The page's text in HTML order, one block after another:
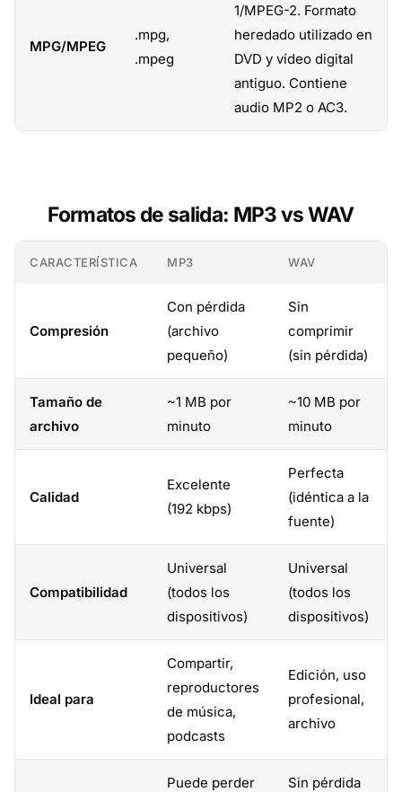
MPG/MPEG
.mpg,
.mpeg
1/MPEG-2. Formato
heredado utilizado en
DVD y vídeo digital
antiguo. Contiene
audio MP2 o AC3.
Formatos de salida: MP3 vs WAV
CARACTERÍSTICA MP3 WAV
Compresión
Con pérdida
(archivo
pequeño)
Sin
comprimir
(sin pérdida)
Tamaño de
archivo
~1 MB por
minuto
~10 MB por
minuto
Calidad
Excelente
(192 kbps)
Perfecta
(idéntica a la
fuente)
Compatibilidad
Universal
(todos los
dispositivos)
Universal
(todos los
dispositivos)
Ideal para
Compartir,
reproductores
de música,
podcasts
Edición, uso
profesional,
archivo
Puede perder
Sin pérdida